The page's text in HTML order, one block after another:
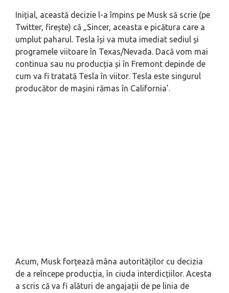
Inițial, această decizie l-a împins pe Musk să scrie (pe
Twitter, firește) că „Sincer, aceasta e picătura care a
umplut paharul. Tesla își va muta imediat sediul și
programele viitoare în Texas/Nevada. Dacă vom mai
continua sau nu producția și în Fremont depinde de
cum va fi tratată Tesla în viitor. Tesla este singurul
producător de mașini rămas în California’.
Acum, Musk forțează mâna autorităților cu decizia
de a reîncepe producția, în ciuda interdicțiilor. Acesta
a scris că va fi alături de angajații de pe linia de